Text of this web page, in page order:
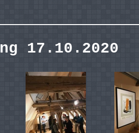
17.10.2020